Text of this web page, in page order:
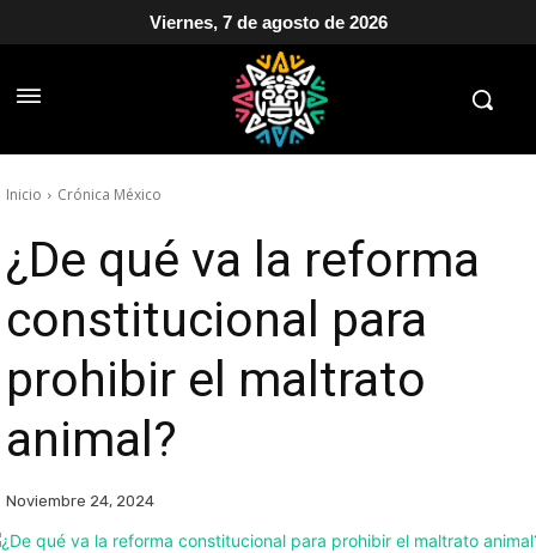
Viernes, 7 de agosto de 2026
Inicio Crónica México
¿De qué va la reforma
constitucional para
prohibir el maltrato
animal?
Noviembre 24, 2024